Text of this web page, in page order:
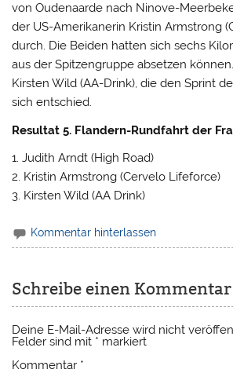
von Oudenaarde nach Ninove-
der US-Amerikanerin Kristin Armstrong
durch. Die Beiden hatten sich sechs
aus der Spitzengruppe absetzen
Kirsten Wild (AA-Drink), die den Sprint
sich entschied.
Resultat 5. Flandern-Rundfahrt der
1. Judith Arndt (High Road)
2. Kristin Armstrong (Cervelo Lifeforce)
3. Kirsten Wild (AA Drink)
Kommentar hinterlassen
Schreibe einen Kommentar
Deine E-Mail-Adresse wird nicht
Felder sind mit * markiert
Kommentar *